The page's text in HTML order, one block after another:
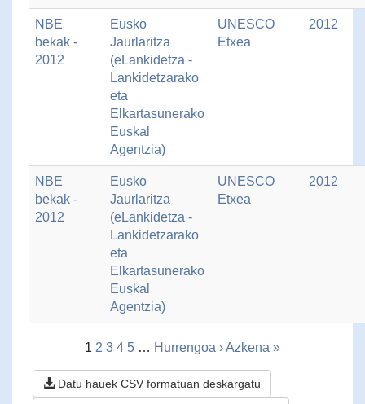
NBE
bekak -
2012
Eusko
Jaurlaritza
(eLankidetza -
Lankidetzarako
eta
Elkartasunerako
Euskal
Agentzia)
UNESCO
Etxea
2012
NBE
bekak -
2012
Eusko
Jaurlaritza
(eLankidetza -
Lankidetzarako
eta
Elkartasunerako
Euskal
Agentzia)
UNESCO
Etxea
2012
1 2 3 4 5 … Hurrengoa ›Azkena »
Datu hauek CSV formatuan deskargatu